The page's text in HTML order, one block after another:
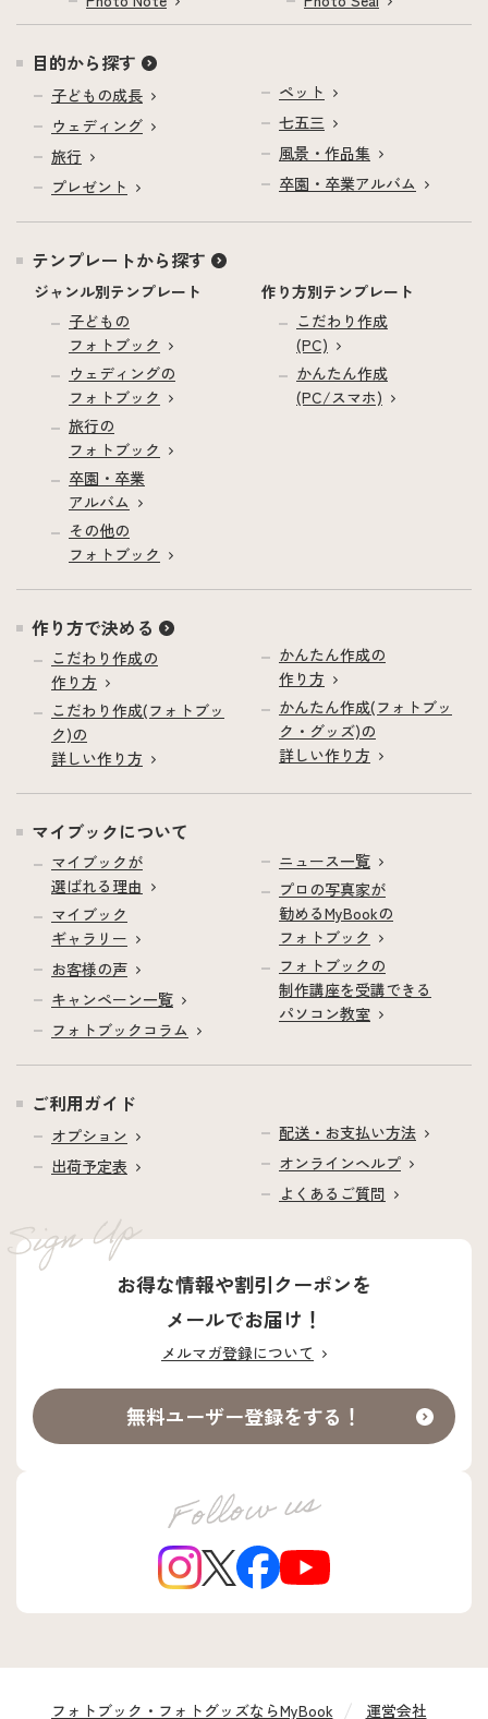
目的から探す
子どもの成長
ウェディング
旅行
プレゼント
ペット
七五三
風景・作品集
卒園・卒業アルバム
テンプレートから探す
ジャンル別テンプレート
子どもの
フォトブック
ウェディングの
フォトブック
旅行の
フォトブック
卒園・卒業
アルバム
その他の
フォトブック
作り方別テンプレート
こだわり作成
(PC)
かんたん作成
(PC/スマホ)
作り方で決める
こだわり作成の
作り方
こだわり作成(フォトブッ
ク)の
詳しい作り方
かんたん作成の
作り方
かんたん作成(フォトブッ
ク・グッズ)の
詳しい作り方
マイブックについて
マイブックが
選ばれる理由
マイブック
ギャラリー
お客様の声
キャンペーン一覧
フォトブックコラム
ニュース一覧
プロの写真家が
勧めるMyBookの
フォトブック
フォトブックの
制作講座を受講できる
パソコン教室
ご利用ガイド
オプション
出荷予定表
配送・お支払い方法
オンラインヘルプ
よくあるご質問
お得な情報や割引クーポンを
メールでお届け！
メルマガ登録について
無料ユーザー登録をする！
フォトブック・フォトグッズならMyBook 運営会社